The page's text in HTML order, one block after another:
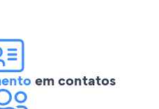
em contatos